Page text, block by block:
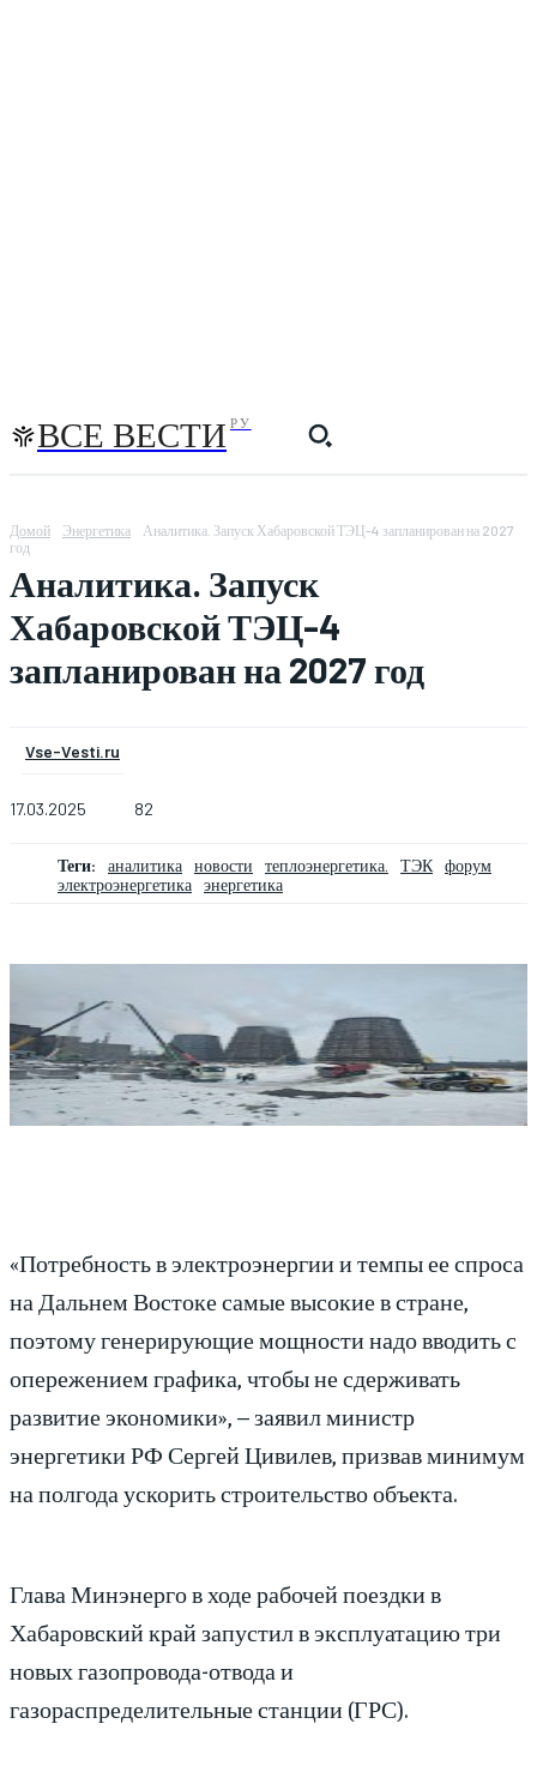
ВСЕ ВЕСТИ РУ
Домой Энергетика
Аналитика. Запуск Хабаровской ТЭЦ-4 запланирован на 2027
год
Аналитика. Запуск
Хабаровской ТЭЦ-4
запланирован на 2027 год
Vse-Vesti.ru
17.03.2025 82
Теги: аналитика новости теплоэнергетика. ТЭК форум
электроэнергетика энергетика
«Потребность в электроэнергии и темпы ее спроса
на Дальнем Востоке самые высокие в стране,
поэтому генерирующие мощности надо вводить с
опережением графика, чтобы не сдерживать
развитие экономики», – заявил министр
энергетики РФ Сергей Цивилев, призвав минимум
на полгода ускорить строительство объекта.
Глава Минэнерго в ходе рабочей поездки в
Хабаровский край запустил в эксплуатацию три
новых газопровода-отвода и
газораспределительные станции (ГРС).